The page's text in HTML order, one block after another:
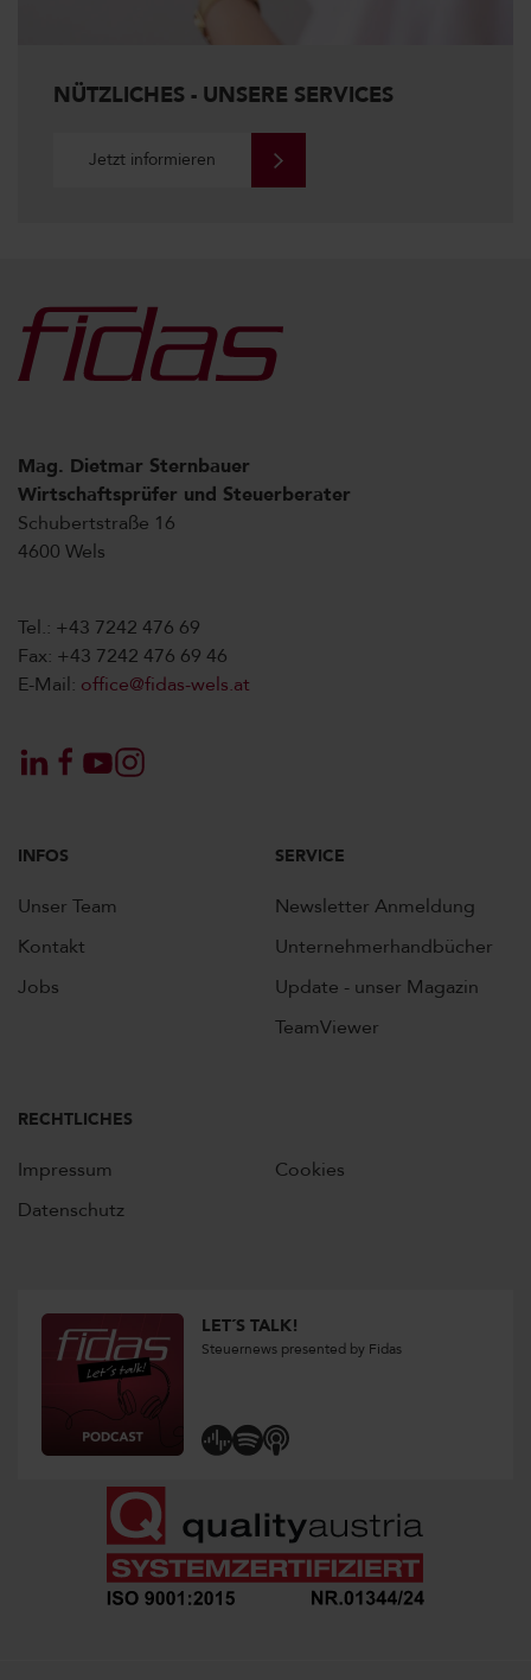
NÜTZLICHES - UNSERE SERVICES
Jetzt informieren
Mag. Dietmar Sternbauer
Wirtschaftsprüfer und Steuerberater
Schubertstraße 16
4600 Wels
Tel.: +43 7242 476 69
Fax: +43 7242 476 69 46
E-Mail: office@fidas-wels.at
INFOS
Unser Team
Kontakt
Jobs
SERVICE
Newsletter Anmeldung
Unternehmerhandbücher
Update - unser Magazin
TeamViewer
RECHTLICHES
Impressum
Datenschutz
Cookies
LET´S TALK!
Steuernews presented by Fidas